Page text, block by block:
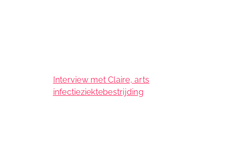
Interview met Claire, arts
infectieziektebestrijding